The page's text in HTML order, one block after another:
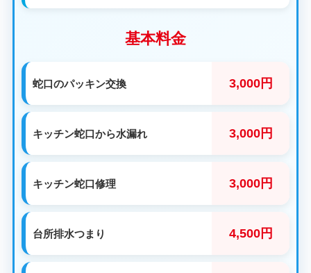
基本料金
蛇口のパッキン交換 3,000円
キッチン蛇口から水漏れ 3,000円
キッチン蛇口修理 3,000円
台所排水つまり 4,500円